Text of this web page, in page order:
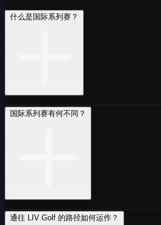
什么是国际系列赛？
国际系列赛有何不同？
通往 LIV Golf 的路径如何运作？